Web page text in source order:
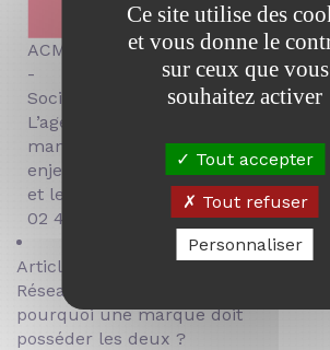
ACM
-
Social Media Manager
L’agence ACM, experte en
management et marketing digital,
enjeux des réseaux sociaux, les
et les tendances du secteur.
02 41 23 82 32
Articles tendance :
Réseaux sociaux ou site web :
pourquoi une marque doit
posséder les deux ?
Ce site utilise des
et vous donne le
sur ceux que vous
souhaitez activer
Tout accepter
Tout refuser
Personnaliser